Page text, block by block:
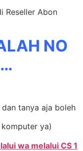
Reseller Abon
NO
tanya aja boleh
ya)
wa melalui CS 1